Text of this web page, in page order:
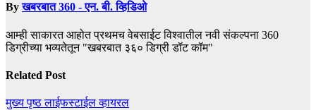
Byखबरबात 360 - एन. बी. व्हिडिओ
आम्ही साकारत आहोत प्रथमच वेबसाईट विश्वातील नवी संकल्पना 360
डिग्रीच्या भव्यतेतून "खबरबात ३६० डिग्री डॉट कॉम"
Related Post
मुख्य पृष्ठलाईफस्टाईलव्हायरल